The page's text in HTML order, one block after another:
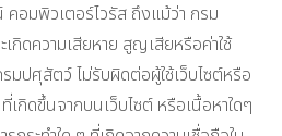
อมพิวเตอร์ไวรัส ถึงแม้ว่า กรม
กิดความเสียหาย สูญเสียหรือค่าใช้
ปศุสัตว์ ไม่รับผิดต่อผู้ใช้เว็บไซต์หรือ
เกิดขึ้นจากบนเว็บไซต์ หรือเนื้อหาใดๆ